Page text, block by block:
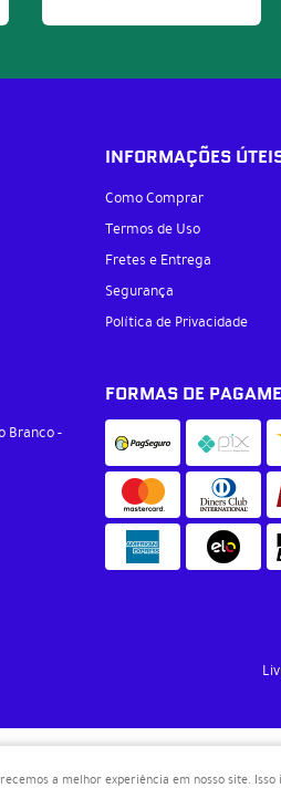
INFORMAÇÕES
Como Comprar
Termos de Uso
Fretes e Entrega
Segurança
Política de Privacidade
Branco-
FORMAS DE
a melhor experiência em nosso site.